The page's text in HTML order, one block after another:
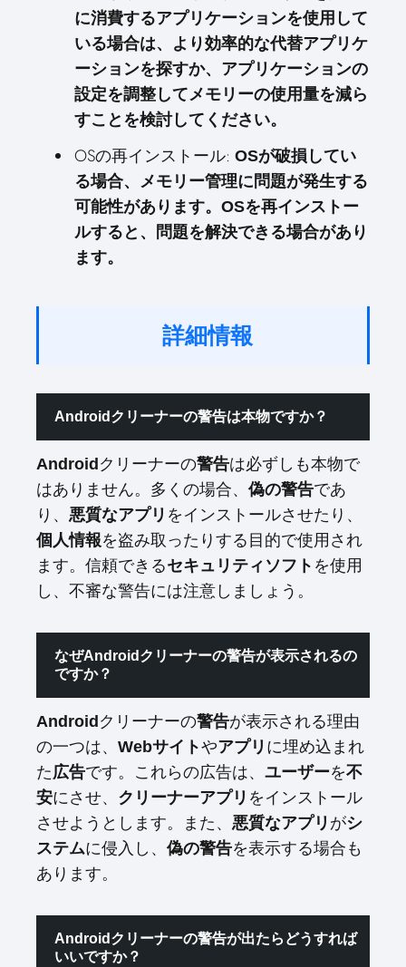
に消費するアプリケーションを使用して
いる場合は、より効率的な代替アプリケ
ーションを探すか、アプリケーションの
設定を調整してメモリーの使用量を減ら
すことを検討してください。
OSの再インストール: OSが破損してい
る場合、メモリー管理に問題が発生する
可能性があります。OSを再インストー
ルすると、問題を解決できる場合があり
ます。
詳細情報
Androidクリーナーの警告は本物ですか？
Androidクリーナーの警告は必ずしも本物で
はありません。多くの場合、
偽の警告であ
り、
悪質なアプリ をインストールさせたり、
個人情報を盗み取ったりする目的で使用され
ます。信頼できるセキュリティソフト を使用
し、不審な警告には注意しましょう。
なぜAndroidクリーナーの警告が表示されるの
ですか？
Androidクリーナーの警告が表示される理由
の一つは、
Webサイトやアプリ に埋め込まれ
た 広告です。これらの広告は、 ユーザーを不
安にさせ、 クリーナーアプリ をインストール
させようとします。また、
悪質なアプリ がシ
ステムに侵入し、 偽の警告を表示する場合も
あります。
Androidクリーナーの警告が出たらどうすれば
いいですか？